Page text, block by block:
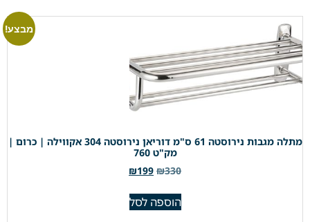
מבצע!
מתלה מגבות נירוסטה 61 ס"מ דוריאן נירוסטה 304 אקווילה | כרום |
מק"ט 760
₪330
₪199
הוספה לסל